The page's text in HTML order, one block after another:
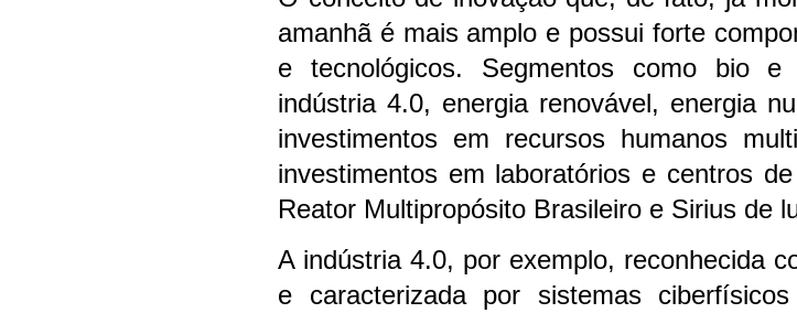
amanhã é mais amplo e possui forte
e tecnológicos. Segmentos como bio e
indústria 4.0, energia renovável, energia
investimentos em recursos humanos
investimentos em laboratórios e centros
Reator Multipropósito Brasileiro e Sirius de
A indústria 4.0, por exemplo, reconhecida
e caracterizada por sistemas